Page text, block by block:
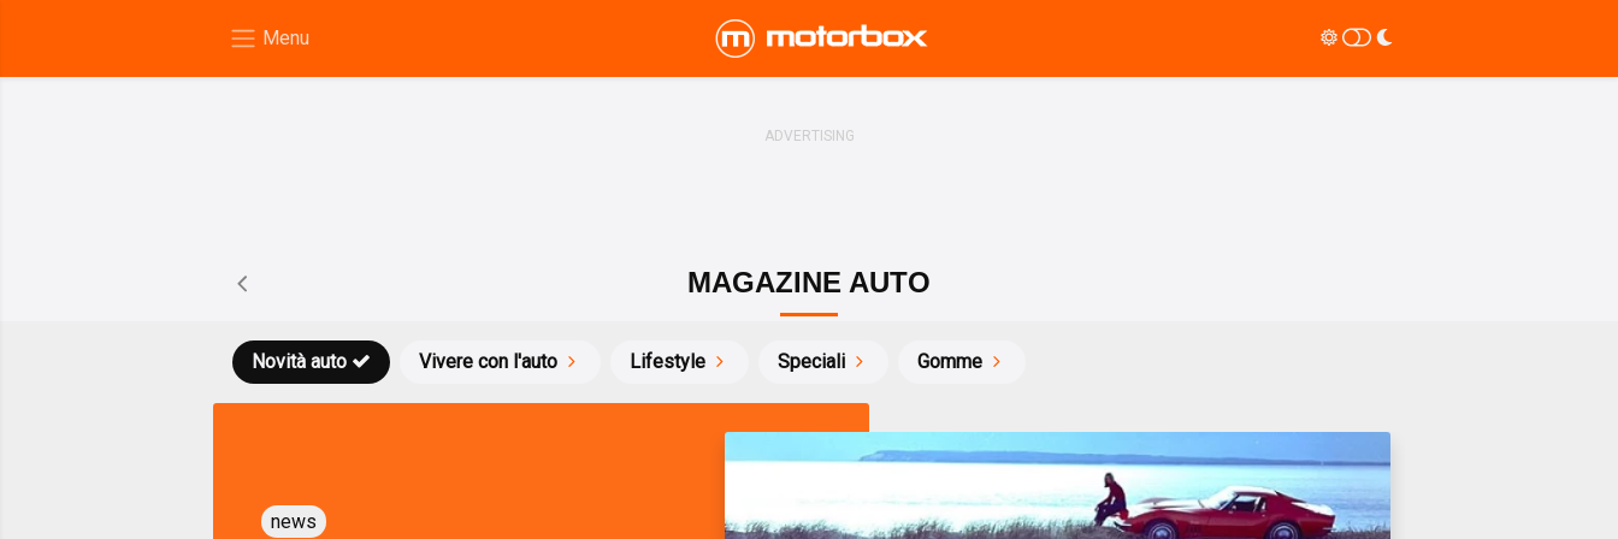
MAGAZINE AUTO
Novità auto Vivere con l'auto Lifestyle Speciali Gomme
news